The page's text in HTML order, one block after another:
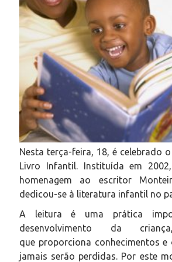
Nesta terça-feira, 18, é celebrado
Livro Infantil. Instituída em
homenagem ao escritor
dedicou-se à literatura infantil no
A leitura é uma prática
desenvolvimento da
que proporciona conhecimentos e
jamais serão perdidas. Por este